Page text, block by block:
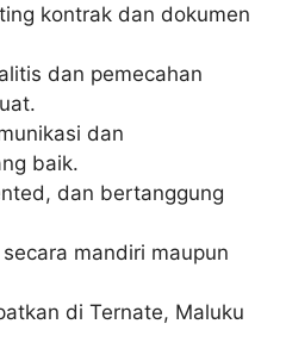
kontrak dan dokumen
dan pemecahan
dan
baik.
dan bertanggung
mandiri maupun
di Ternate, Maluku